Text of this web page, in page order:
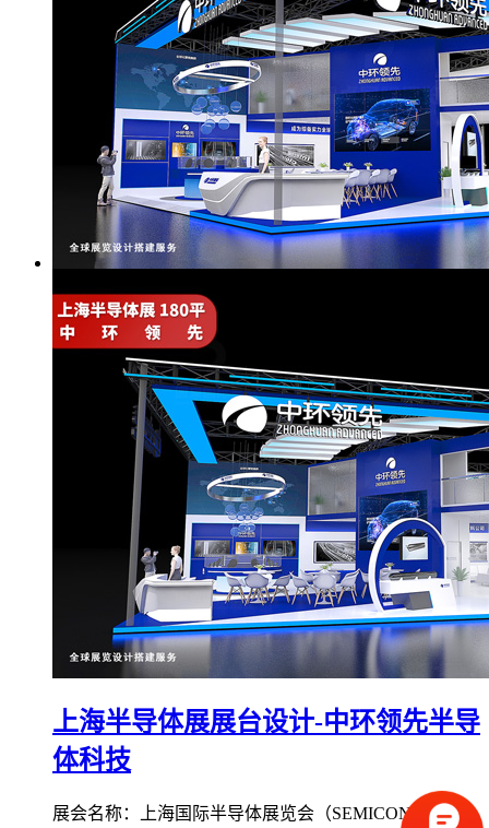
上海半导体展展台设计-中环领先半导
体科技
展会名称：上海国际半导体展览会（SEMICON